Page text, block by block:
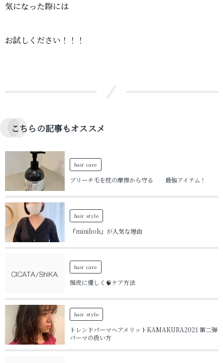
気になった際には
お試しください！！！
こちらの記事もオススメ
hair care
ブリーチ毛を枕の摩擦から守る 最強アイテム！
hair style
『minibob』が人気な理由
hair care
頭皮に優しく🧠ケア方法
hair style
トレンドパーマヘアメリットKAMAKURA2021 第二弾
パーマの扱い方